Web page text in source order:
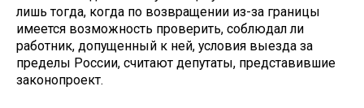
лишь тогда, когда по возвращении из-за границы
имеется возможность проверить, соблюдал ли
работник, допущенный к ней, условия выезда за
пределы России, считают депутаты, представившие
законопроект.